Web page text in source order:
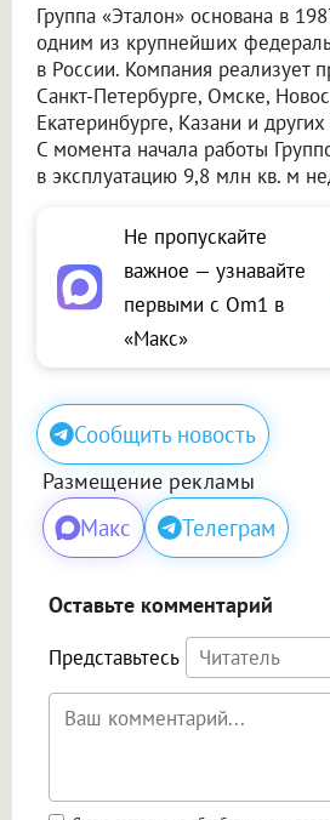
Группа «Эталон» основана в
одним из крупнейших
в России. Компания реализует
Санкт-Петербурге, Омске,
Екатеринбурге, Казани и
С момента начала работы
в эксплуатацию 9,8 млн кв. м
Не пропускайте
важное — узнавайте
первыми с Om1 в
«Макс»
Сообщить новость
Размещение рекламы
Макс Телеграм
Оставьте комментарий
Представьтесь